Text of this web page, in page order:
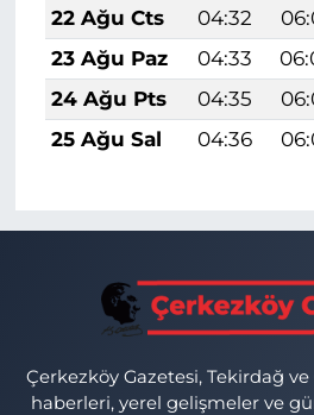
22 Ağu Cts
04:32
23 Ağu Paz
04:33
24 Ağu Pts
04:35
25 Ağu Sal
04:36
Çerkezköy Gazetesi, Tekirdağ
haberleri, yerel gelişmeler ve